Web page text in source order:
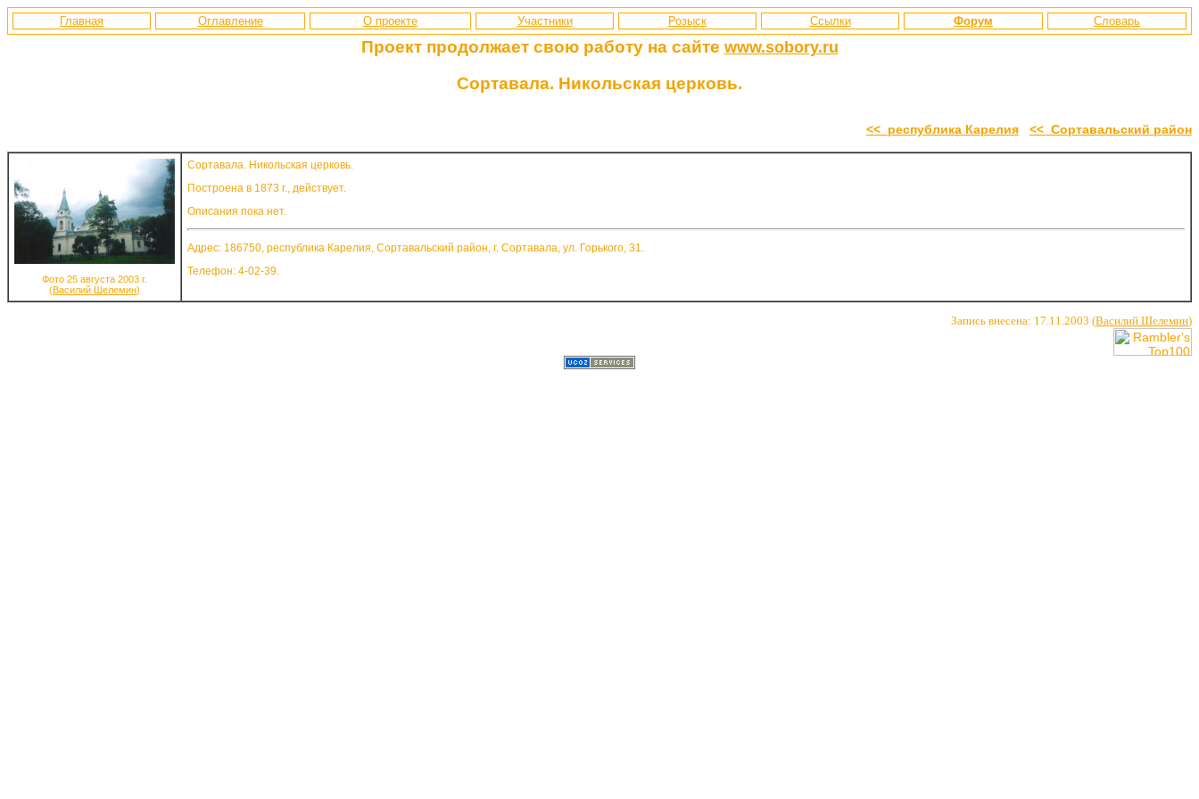
Главная Оглавление О проекте Участники Розыск Ссылки Форум Словарь
Проект продолжает свою работу на сайте www.sobory.ru
Сортавала. Никольская церковь.
<< республика Карелия << Сортавальский район
Фото 25 августа 2003 г.
(Василий Шелемин)
Сортавала. Никольская церковь.
Построена в 1873 г., действует.
Описания пока нет.
Адрес: 186750, республика Карелия, Сортавальский район, г. Сортавала, ул. Горького, 31.
Телефон: 4-02-39.
Запись внесена: 17.11.2003 (Василий Шелемин)